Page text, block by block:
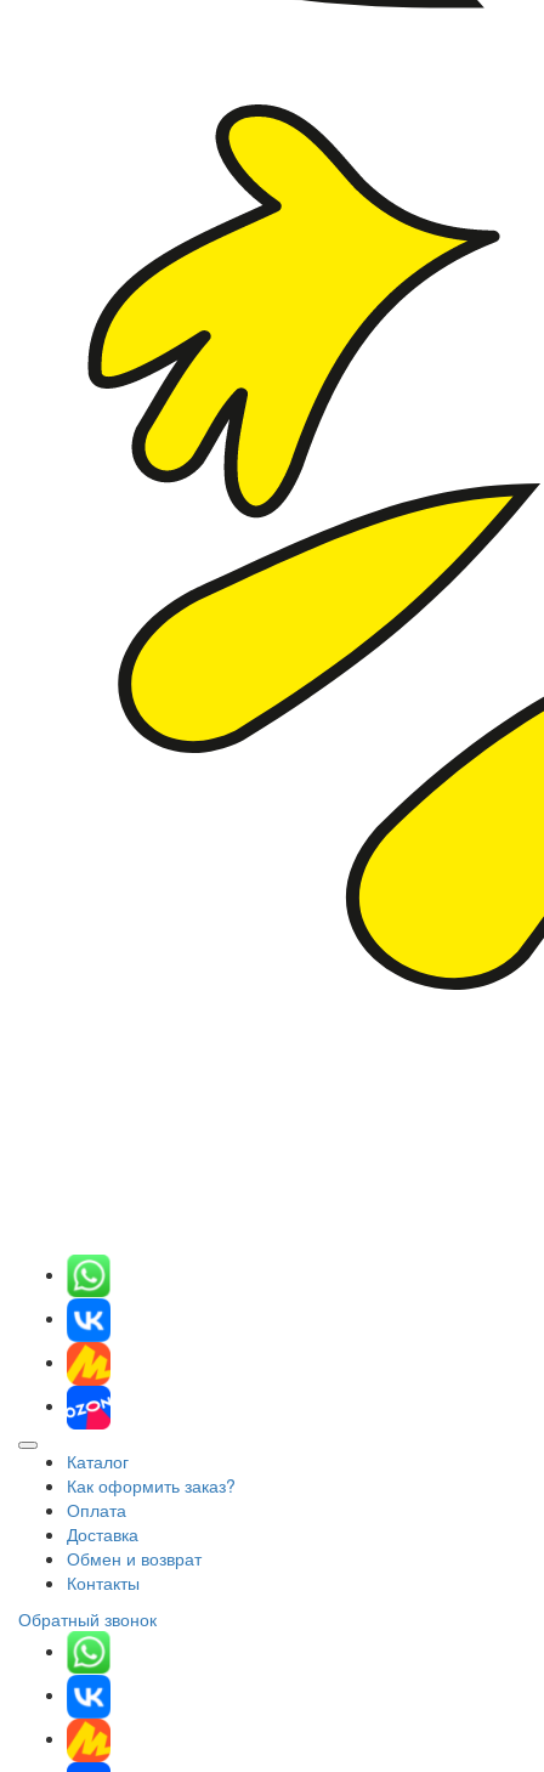
Каталог
Как оформить заказ?
Оплата
Доставка
Обмен и возврат
Контакты
Обратный звонок